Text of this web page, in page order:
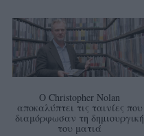
Ο Christopher Nolan
αποκαλύπτει τις ταινίες που
διαμόρφωσαν τη δημιουργική
του ματιά